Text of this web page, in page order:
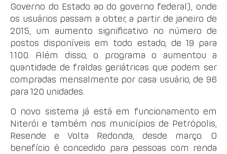
Governo do Estado ao do governo federal), onde
os usuários passam a obter, a partir de janeiro de
2015, um aumento significativo no número de
postos disponíveis em todo estado, de 19 para
1.100. Além disso, o programa o aumentou a
quantidade de fraldas geriátricas que podem ser
compradas mensalmente por casa usuário, de 96
para 120 unidades.
O novo sistema já está em funcionamento em
Niterói e também nos municípios de Petrópolis,
Resende e Volta Redonda, desde março. O
benefício é concedido para pessoas com renda